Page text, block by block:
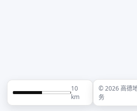
10
km
© 2026 高德
务